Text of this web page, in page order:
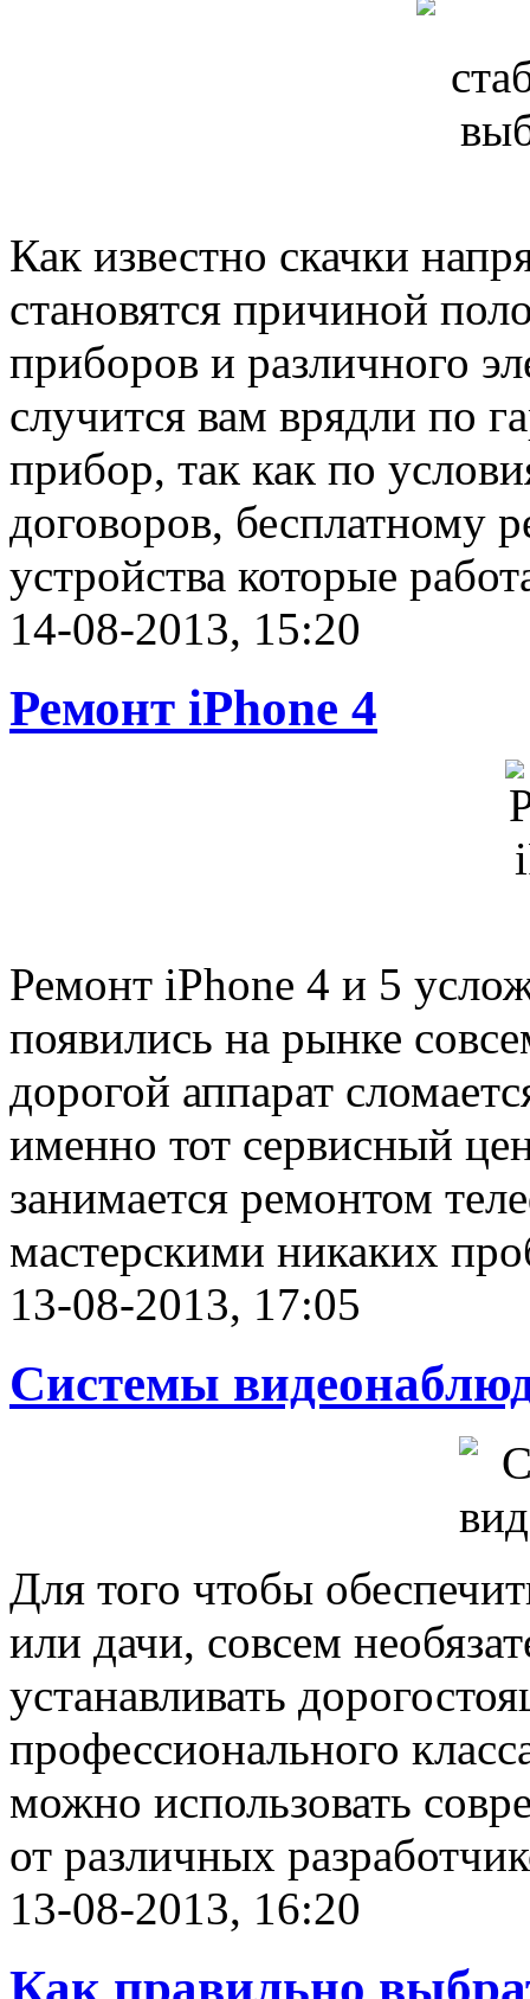
Как известно скачки
становятся причиной
приборов и различного
случится вам врядли по
прибор, так как по
договоров, бесплатному
устройства которые
14-08-2013, 15:20
Ремонт iPhone 4
Ремонт iPhone 4 и 5
появились на рынке
дорогой аппарат
именно тот сервисный
занимается ремонтом
мастерскими никаких
13-08-2013, 17:05
Системы
Для того чтобы
или дачи, совсем
устанавливать
профессионального
можно использовать
от различных
13-08-2013, 16:20